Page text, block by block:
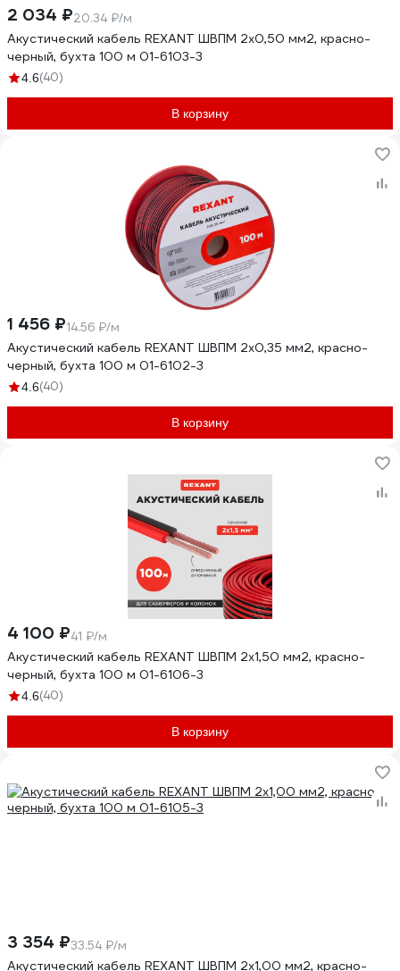
2 034 ₽20.34 ₽/м
Акустический кабель REXANT ШВПМ 2х0,50 мм2, красно-
черный, бухта 100 м 01-6103-3
4.6(40)
В корзину
1 456 ₽14.56 ₽/м
Акустический кабель REXANT ШВПМ 2х0,35 мм2, красно-
черный, бухта 100 м 01-6102-3
4.6(40)
В корзину
4 100 ₽41 ₽/м
Акустический кабель REXANT ШВПМ 2х1,50 мм2, красно-
черный, бухта 100 м 01-6106-3
4.6(40)
В корзину
3 354 ₽33.54 ₽/м
Акустический кабель REXANT ШВПМ 2х1,00 мм2, красно-